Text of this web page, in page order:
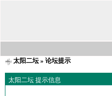
太阳二坛» 论坛提示
太阳二坛 提示信息